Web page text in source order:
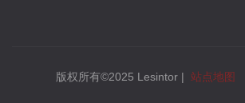
版权所有©2025 Lesintor | 站点地图